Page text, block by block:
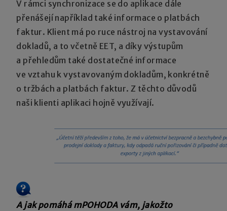
V rámci synchronizace se do aplikace dále
přenášejí například také informace o platbách
faktur. Klient má po ruce nástroj na vystavování
dokladů, a to včetně EET, a díky výstupům
a přehledům také dostatečné informace
ve vztahu k vystavovaným dokladům, konkrétně
o tržbách a platbách faktur. Z těchto důvodů
naši klienti aplikaci hojně využívají.
A jak pomáhá mPOHODA vám, jakožto